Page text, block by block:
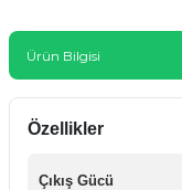
Ürün Bilgisi
Özellikler
Çıkış Gücü